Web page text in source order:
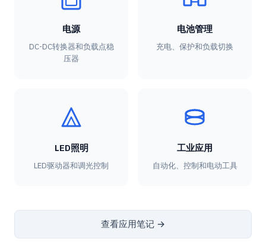
电源
DC-DC转换器和负载点稳
压器
电池管理
充电、保护和负载切换
LED照明
LED驱动器和调光控制
工业应用
自动化、控制和电动工具
查看应用笔记 →